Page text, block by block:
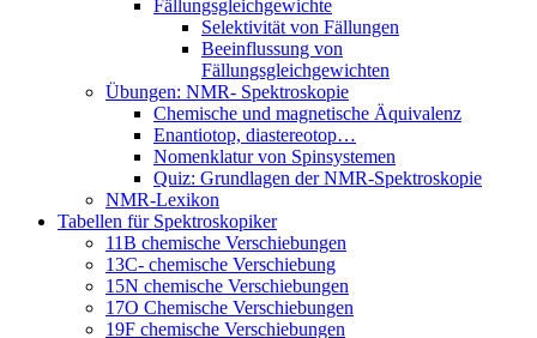
Fällungsgleichgewichte
Selektivität von Fällungen
Beeinflussung von
Fällungsgleichgewichten
Übungen: NMR- Spektroskopie
Chemische und magnetische Äquivalenz
Enantiotop, diastereotop…
Nomenklatur von Spinsystemen
Quiz: Grundlagen der NMR-Spektroskopie
NMR-Lexikon
Tabellen für Spektroskopiker
11B chemische Verschiebungen
13C- chemische Verschiebung
15N chemische Verschiebungen
17O Chemische Verschiebungen
19F chemische Verschiebungen